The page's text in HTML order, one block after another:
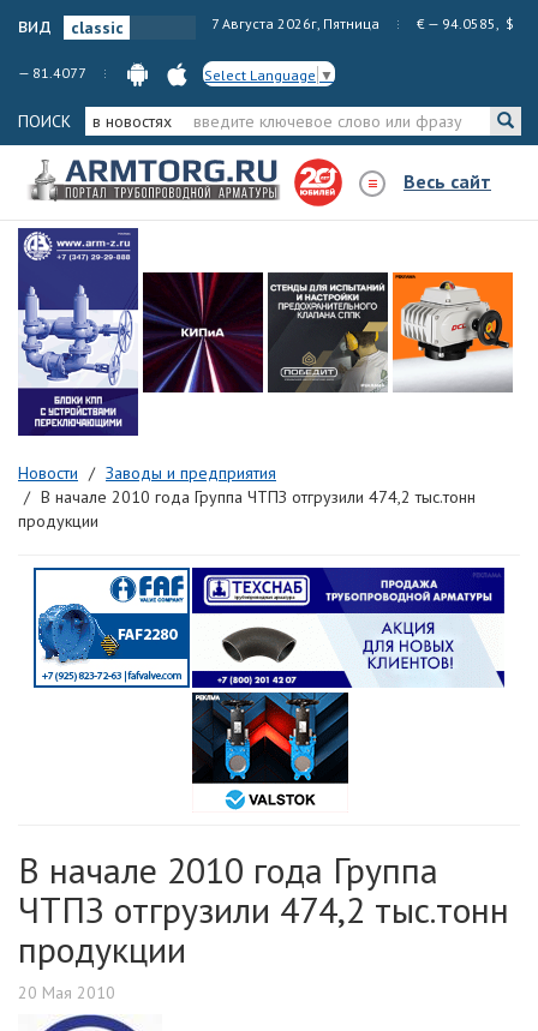
вид 7 Августа 2026г, Пятница € — 94.0585, $
— 81.4077 Select Language ▼
ПОИСК в новостях
Весь сайт
Новости
Заводы и предприятия
В начале 2010 года Группа ЧТПЗ отгрузили 474,2 тыс.тонн
продукции
В начале 2010 года Группа
ЧТПЗ отгрузили 474,2 тыс.тонн
продукции
20 Мая 2010